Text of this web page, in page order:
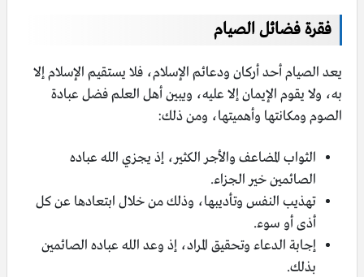
فقرة فضائل الصيام
يعد الصيام أحد أركان ودعائم الإسلام، فلا يستقيم الإسلام إلا
به، ولا يقوم الإيمان إلا عليه، ويبين أهل العلم فضل عبادة
الصوم ومكانتها وأهميتها، ومن ذلك:
الثواب المضاعف والأجر الكثير، إذ يجزي الله عباده
الصائمين خير الجزاء.
تهذيب النفس وتأديبها، وذلك من خلال ابتعادها عن كل
أذى أو سوء.
إجابة الدعاء وتحقيق المراد، إذ وعد الله عباده الصائمين
بذلك.